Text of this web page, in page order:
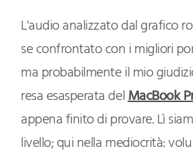
L'audio analizzato dal grafico
se confrontato con i migliori
ma probabilmente il mio
resa esasperata delMacBook
appena finito di provare. Lì
livello; qui nella mediocrità: